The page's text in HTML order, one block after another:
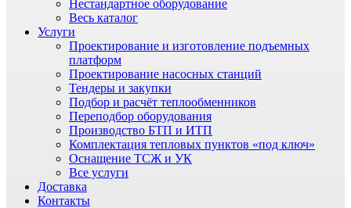
Нестандартное оборудование
Весь каталог
Услуги
Проектирование и изготовление подъемных
платформ
Проектирование насосных станций
Тендеры и закупки
Подбор и расчёт теплообменников
Переподбор оборудования
Производство БТП и ИТП
Комплектация тепловых пунктов «под ключ»
Оснащение ТСЖ и УК
Все услуги
Доставка
Контакты